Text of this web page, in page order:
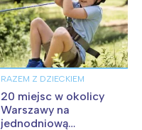
RAZEM Z DZIECKIEM
20 miejsc w okolicy
Warszawy na
jednodniową